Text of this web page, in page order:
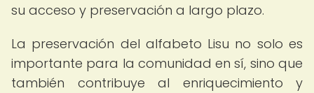
su acceso y preservación a largo plazo.
La preservación del alfabeto Lisu no solo es
importante para la comunidad en sí, sino que
también contribuye al enriquecimiento y